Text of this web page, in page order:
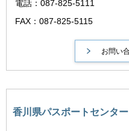
電話：087-825-5111
FAX：087-825-5115
香川県パスポートセンター